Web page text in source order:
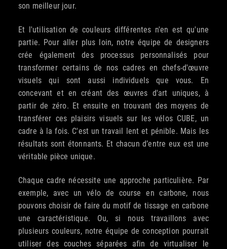
son meilleur jour.
Et l'utilisation de couleurs différentes n'en est qu'une
partie. Pour aller plus loin, notre équipe de designers
crée également des processus personnalisés pour
transformer certains de nos cadres en chefs-d'œuvre
visuels qui sont aussi individuels que vous. En
concevant et en créant des œuvres d'art uniques, à
partir de zéro. Et ensuite en trouvant des moyens de
transférer ces plaisirs visuels sur les vélos CUBE, un
cadre à la fois. C'est un travail lent et pénible. Mais les
résultats sont étonnants. Et chacun d’entre eux est une
véritable pièce unique.
Chaque cadre nécessite une approche particulière. Par
exemple, avec un vélo de course en carbone, nous
pouvons choisir de faire du motif de tissage en carbone
une caractéristique. Ou, si nous travaillons avec
plusieurs couleurs, notre équipe de conception pourrait
utiliser des couches séparées afin de virtualiser le